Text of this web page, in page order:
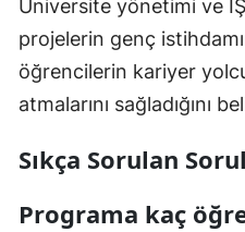
Üniversite yönetimi ve
projelerin genç
öğrencilerin kariyer
atmalarını sağladığını
Sıkça Sorulan
Programa kaç